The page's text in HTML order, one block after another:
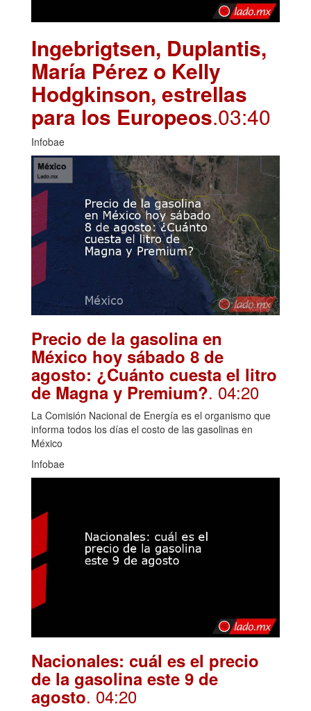
Ingebrigtsen, Duplantis,
María Pérez o Kelly
Hodgkinson, estrellas
para los Europeos.03:40
Infobae
Precio de la gasolina en
México hoy sábado 8 de
agosto: ¿Cuánto cuesta el litro
de Magna y Premium?. 04:20
La Comisión Nacional de Energía es el organismo que
informa todos los días el costo de las gasolinas en
México
Infobae
Nacionales: cuál es el precio
de la gasolina este 9 de
agosto. 04:20